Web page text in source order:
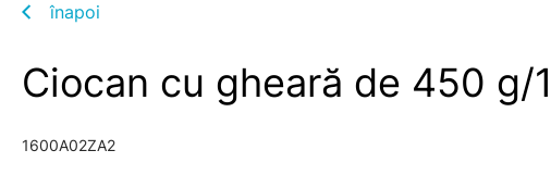
înapoi
Ciocan cu gheară de 450 g/
1600A02ZA2